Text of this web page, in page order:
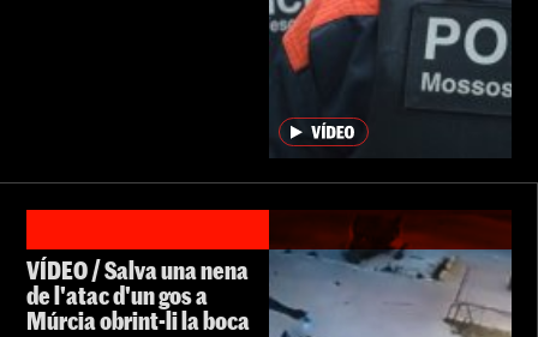
VÍDEO / Salva una nena
de l'atac d'un gos a
Múrcia obrint-li la boca